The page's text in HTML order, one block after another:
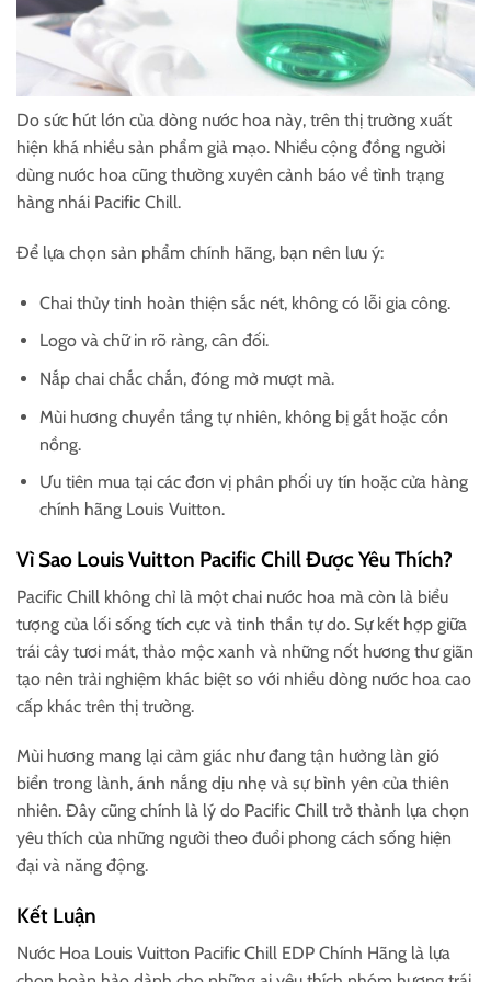
Do sức hút lớn của dòng nước hoa này, trên thị trường xuất
hiện khá nhiều sản phẩm giả mạo. Nhiều cộng đồng người
dùng nước hoa cũng thường xuyên cảnh báo về tình trạng
hàng nhái Pacific Chill.
Để lựa chọn sản phẩm chính hãng, bạn nên lưu ý:
Chai thủy tinh hoàn thiện sắc nét, không có lỗi gia công.
Logo và chữ in rõ ràng, cân đối.
Nắp chai chắc chắn, đóng mở mượt mà.
Mùi hương chuyển tầng tự nhiên, không bị gắt hoặc cồn
nồng.
Ưu tiên mua tại các đơn vị phân phối uy tín hoặc cửa hàng
chính hãng Louis Vuitton.
Vì Sao Louis Vuitton Pacific Chill Được Yêu Thích?
Pacific Chill không chỉ là một chai nước hoa mà còn là biểu
tượng của lối sống tích cực và tinh thần tự do. Sự kết hợp giữa
trái cây tươi mát, thảo mộc xanh và những nốt hương thư giãn
tạo nên trải nghiệm khác biệt so với nhiều dòng nước hoa cao
cấp khác trên thị trường.
Mùi hương mang lại cảm giác như đang tận hưởng làn gió
biển trong lành, ánh nắng dịu nhẹ và sự bình yên của thiên
nhiên. Đây cũng chính là lý do Pacific Chill trở thành lựa chọn
yêu thích của những người theo đuổi phong cách sống hiện
đại và năng động.
Kết Luận
Nước Hoa Louis Vuitton Pacific Chill EDP Chính Hãng là lựa